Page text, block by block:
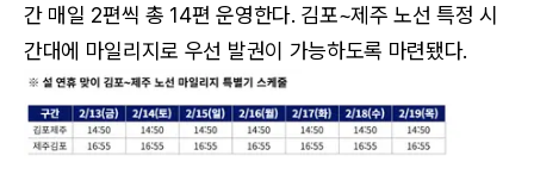
간 매일 2편씩 총 14편 운영한다. 김포~제주 노선 특정 시
간대에 마일리지로 우선 발권이 가능하도록 마련됐다.